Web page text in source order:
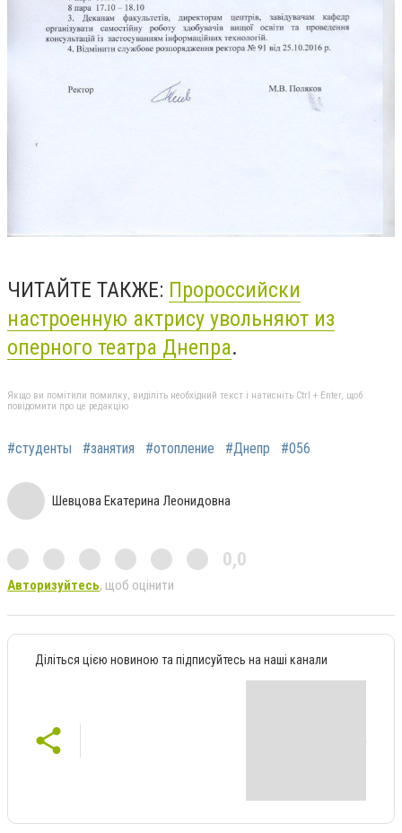
ЧИТАЙТЕ ТАКЖЕ: Пророссийски
настроенную актрису увольняют из
оперного театра Днепра.
Якщо ви помітили помилку, виділіть необхідний текст і натисніть Ctrl + Enter, щоб
повідомити про це редакцію
#студенты #занятия #отопление #Днепр #056
Шевцова Екатерина Леонидовна
0,0
Авторизуйтесь, щоб оцінити
Діліться цією новиною та підписуйтесь на наші канали